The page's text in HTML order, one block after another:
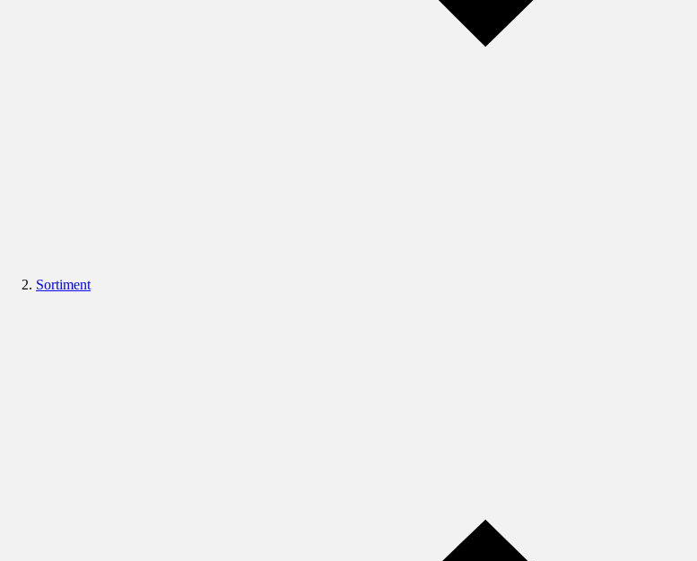
Sortiment